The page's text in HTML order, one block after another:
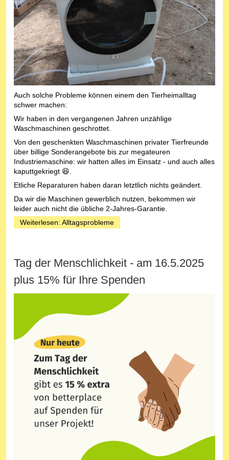
Auch solche Probleme können einem den Tierheimalltag
schwer machen:
Wir haben in den vergangenen Jahren unzählige
Waschmaschinen geschrottet.
Von den geschenkten Waschmaschinen privater Tierfreunde
über billige Sonderangebote bis zur megateuren
Industriemaschine: wir hatten alles im Einsatz - und auch alles
kaputtgekriegt 😆.
Etliche Reparaturen haben daran letztlich nichts geändert.
Da wir die Maschinen gewerblich nutzen, bekommen wir
leider auch nicht die übliche 2-Jahres-Garantie.
Weiterlesen: Alltagsprobleme
Tag der Menschlichkeit - am 16.5.2025
plus 15% für Ihre Spenden